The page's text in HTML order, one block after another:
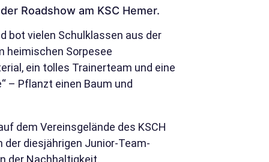
Roadshow am KSC Hemer.
bot vielen Schulklassen aus der
heimischen Sorpesee
ein tolles Trainerteam und eine
– Pflanzt einen Baum und
dem Vereinsgelände des KSCH
der diesjährigen Junior-Team-
der Nachhaltigkeit.